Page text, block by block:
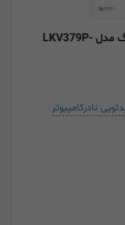
مبدل ویدیویی HDMI به DVB-T لنکنگ مدل LKV379P-
نادرکامپیوتر